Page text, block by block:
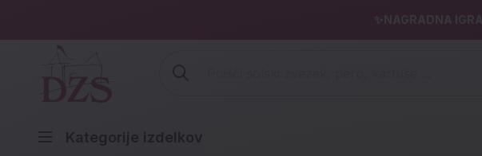
✨NAGRADNA IGRA
Kategorije izdelkov